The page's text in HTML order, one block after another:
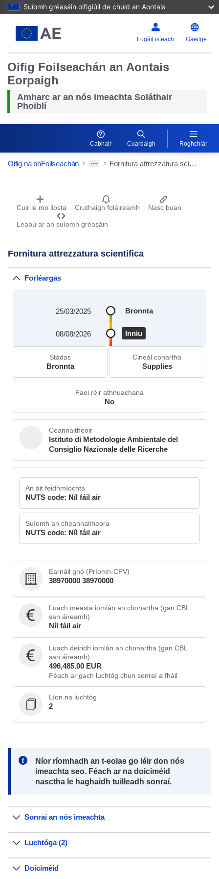
Suíomh gréasáin oifigiúil de chuid an Aontais
Logáil isteach Gaeilge
Oifig Foilseachán an Aontais
Eorpaigh
Amharc ar an nós imeachta Soláthair
Phoiblí
Cabhair Cuardaigh Roghchlár
Oifig na bhFoilseachán Fornitura attrezzatura scientifica
Procurement Detail Actions Portlet
Cuir le mo liosta Cruthaigh foláireamh Nasc buan
Leabú ar an suíomh gréasáin
Fornitura attrezzatura scientifica
Forléargas
Bronnta
25/03/2025
Inniu
08/08/2026
Stádas
Bronnta
Cineál conartha
Supplies
Faoi réir athnuachana
No
Ceannaitheoir
Istituto di Metodologie Ambientale del
Consiglio Nazionale delle Ricerche
An áit feidhmíochta
NUTS code: Níl fáil air
Suíomh an cheannaitheora
NUTS code: Níl fáil air
Earnáil gnó (Príomh-CPV)
38970000 38970000
Luach measta iomlán an chonartha (gan CBL
san áireamh)
Níl fáil air
Luach deiridh iomlán an chonartha (gan CBL
san áireamh)
496,485.00 EUR
Féach ar gach luchtóg chun sonraí a fháil
Líon na luchtóg
2
Note:
Níor ríomhadh an t-eolas go léir don nós
imeachta seo. Féach ar na doiciméid
nasctha le haghaidh tuilleadh sonraí.
Sonraí an nós imeachta
Luchtóga (2)
Doiciméid